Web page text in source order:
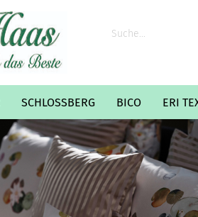
SCHLOSSBERG BICO ERI